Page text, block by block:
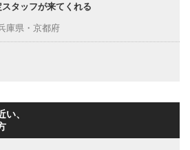
タッフが来てくれる
庫県・京都府
、